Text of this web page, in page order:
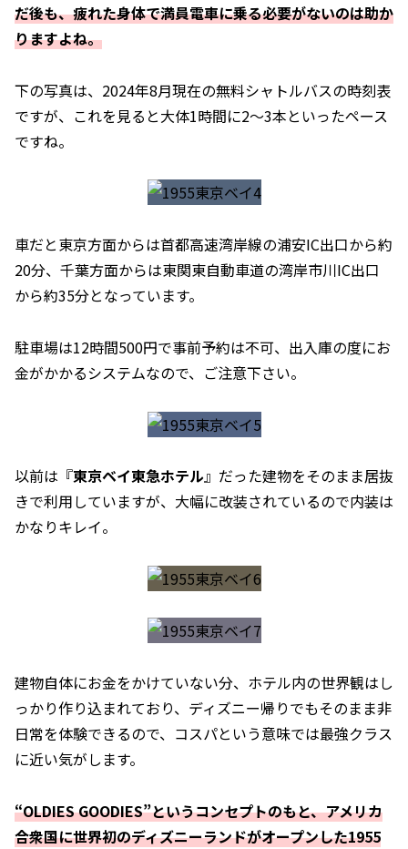
だ後も、疲れた身体で満員電車に乗る必要がないのは助か
りますよね。
下の写真は、2024年8月現在の無料シャトルバスの時刻表
ですが、これを見ると大体1時間に2～3本といったペース
ですね。
車だと東京方面からは首都高速湾岸線の浦安IC出口から約
20分、千葉方面からは東関東自動車道の湾岸市川IC出口
から約35分となっています。
駐車場は12時間500円で事前予約は不可、出入庫の度にお
金がかかるシステムなので、ご注意下さい。
以前は『東京ベイ東急ホテル』だった建物をそのまま居抜
きで利用していますが、大幅に改装されているので内装は
かなりキレイ。
建物自体にお金をかけていない分、ホテル内の世界観はし
っかり作り込まれており、ディズニー帰りでもそのまま非
日常を体験できるので、コスパという意味では最強クラス
に近い気がします。
“OLDIES GOODIES”というコンセプトのもと、アメリカ
合衆国に世界初のディズニーランドがオープンした1955